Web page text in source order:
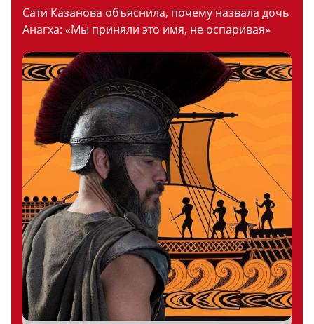
Сати Казанова объяснила, почему назвала дочь
Анагха: «Мы приняли это имя, не оспаривая»